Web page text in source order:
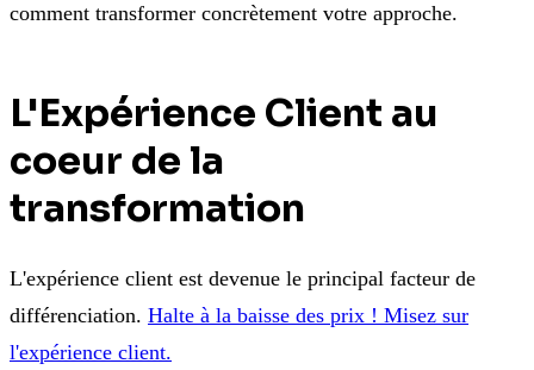
comment transformer concrètement votre approche.
L'Expérience Client au
coeur de la
transformation
L'expérience client est devenue le principal facteur de
différenciation. Halte à la baisse des prix ! Misez sur
l'expérience client.